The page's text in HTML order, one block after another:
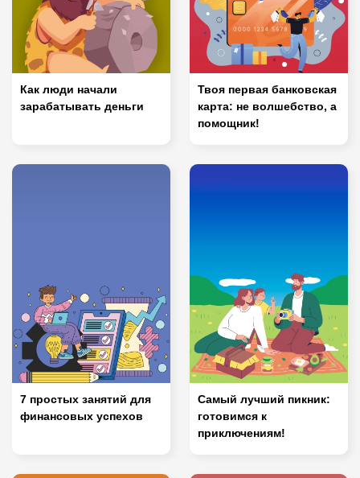
Как люди начали
зарабатывать деньги
Твоя первая банковская
карта: не волшебство, а
помощник!
7 простых занятий для
финансовых успехов
Самый лучший пикник:
готовимся к
приключениям!